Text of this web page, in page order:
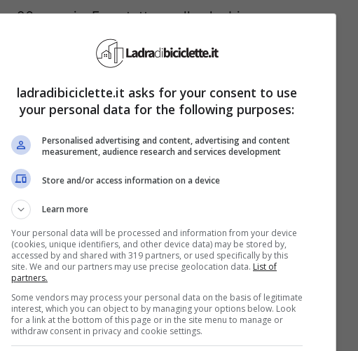
26 maggio. Ecco tutto quello che bisogna
tra Nihan e Kemal si
La giovane dirà a quest’ultimo di volerlo
lontano da tutti, dichiarandole di nuovo
si opporrà con decisione alla clandestinità
rapporto con la sua amata, Kemal
contatto con un suo uomo fidato per
di Tufan.
ladradibiciclette.it asks for your consent to use
your personal data for the following purposes:
Personalised advertising and content, advertising and content
measurement, audience research and services development
Store and/or access information on a device
Learn more
Your personal data will be processed and information from your device
(cookies, unique identifiers, and other device data) may be stored by,
accessed by and shared with 319 partners, or used specifically by this
site. We and our partners may use precise geolocation data. List of
partners.
Some vendors may process your personal data on the basis of legitimate
interest, which you can object to by managing your options below. Look
for a link at the bottom of this page or in the site menu to manage or
withdraw consent in privacy and cookie settings.